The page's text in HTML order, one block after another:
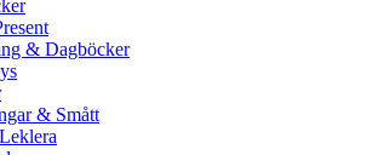
& Dagböcker
& Smått